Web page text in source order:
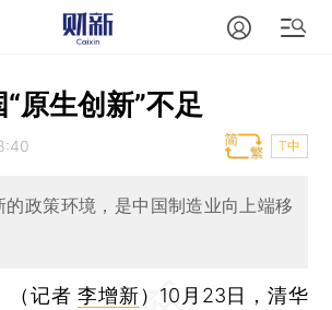
原生创新”不足
T中
的政策环境，是中国制造业向上端移
（记者李增新） 10月23日，清华